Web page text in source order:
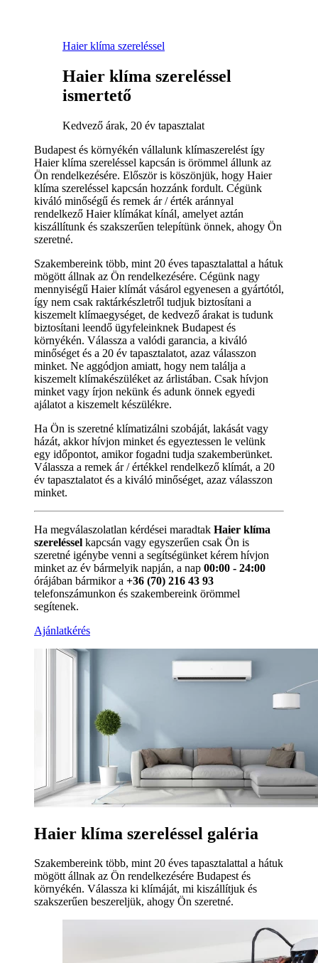
Haier klíma szereléssel
Haier klíma szereléssel
ismertető
Kedvező árak, 20 év tapasztalat
Budapest és környékén vállalunk klímaszerelést így
Haier klíma szereléssel kapcsán is örömmel állunk az
Ön rendelkezésére. Először is köszönjük, hogy Haier
klíma szereléssel kapcsán hozzánk fordult. Cégünk
kiváló minőségű és remek ár / érték aránnyal
rendelkező Haier klímákat kínál, amelyet aztán
kiszállítunk és szakszerűen telepítünk önnek, ahogy Ön
szeretné.
Szakembereink több, mint 20 éves tapasztalattal a hátuk
mögött állnak az Ön rendelkezésére. Cégünk nagy
mennyiségű Haier klímát vásárol egyenesen a gyártótól,
így nem csak raktárkészletről tudjuk biztosítani a
kiszemelt klímaegységet, de kedvező árakat is tudunk
biztosítani leendő ügyfeleinknek Budapest és
környékén. Válassza a valódi garancia, a kiváló
minőséget és a 20 év tapasztalatot, azaz válasszon
minket. Ne aggódjon amiatt, hogy nem találja a
kiszemelt klímakészüléket az árlistában. Csak hívjon
minket vagy írjon nekünk és adunk önnek egyedi
ajálatot a kiszemelt készülékre.
Ha Ön is szeretné klímatizálni szobáját, lakását vagy
házát, akkor hívjon minket és egyeztessen le velünk
egy időpontot, amikor fogadni tudja szakemberünket.
Válassza a remek ár / értékkel rendelkező klímát, a 20
év tapasztalatot és a kiváló minőséget, azaz válasszon
minket.
Ha megválaszolatlan kérdései maradtak Haier klíma
szereléssel kapcsán vagy egyszerűen csak Ön is
szeretné igénybe venni a segítségünket kérem hívjon
minket az év bármelyik napján, a nap 00:00 - 24:00
órájában bármikor a +36 (70) 216 43 93
telefonszámunkon és szakembereink örömmel
segítenek.
Ajánlatkérés
Haier klíma szereléssel galéria
Szakembereink több, mint 20 éves tapasztalattal a hátuk
mögött állnak az Ön rendelkezésére Budapest és
környékén. Válassza ki klímáját, mi kiszállítjuk és
szakszerűen beszereljük, ahogy Ön szeretné.